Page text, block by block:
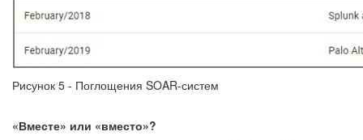
Рисунок 5 - Поглощения SOAR-систем
«Вместе» или «вместо»?